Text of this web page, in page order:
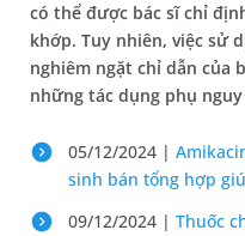
có thể được bác sĩ chỉ
khớp. Tuy nhiên, việc sử
nghiêm ngặt chỉ dẫn của
những tác dụng phụ
05/12/2024 |
sinh bán tổng hợp
09/12/2024 | Thuốc